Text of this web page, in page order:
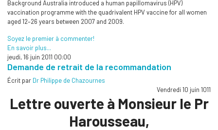
Background Australia introduced a human papillomavirus (HPV)
vaccination programme with the quadrivalent HPV vaccine for all women
aged 12–26 years between 2007 and 2009.
Soyez le premier à commenter!
En savoir plus...
jeudi, 16 juin 2011 00:00
Demande de retrait de la recommandation
Écrit par Dr Philippe de Chazournes
Vendredi 10 juin 1011
Lettre ouverte à Monsieur le Pr
Harousseau,